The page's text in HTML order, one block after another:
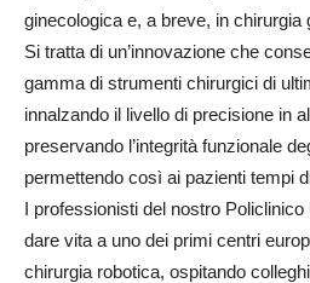
ginecologica e, a breve, in chirurgia
Si tratta di un’innovazione che
gamma di strumenti chirurgici di
innalzando il livello di precisione in
preservando l’integrità funzionale
permettendo così ai pazienti tempi
I professionisti del nostro
dare vita a uno dei primi centri
chirurgia robotica, ospitando